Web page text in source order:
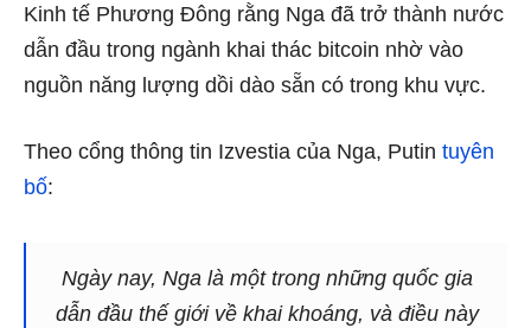
Kinh tế Phương Đông rằng Nga đã trở thành nước
dẫn đầu trong ngành khai thác bitcoin nhờ vào
nguồn năng lượng dồi dào sẵn có trong khu vực.
Theo cổng thông tin Izvestia của Nga, Putin tuyên
bố:
Ngày nay, Nga là một trong những quốc gia
dẫn đầu thế giới về khai khoáng, và điều này